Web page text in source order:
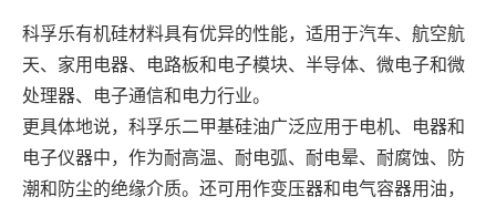
科孚乐有机硅材料具有优异的性能，适用于汽车、航空航
天、家用电器、电路板和电子模块、半导体、微电子和微
处理器、电子通信和电力行业。
更具体地说，科孚乐二甲基硅油广泛应用于电机、电器和
电子仪器中，作为耐高温、耐电弧、耐电晕、耐腐蚀、防
潮和防尘的绝缘介质。还可用作变压器和电气容器用油，